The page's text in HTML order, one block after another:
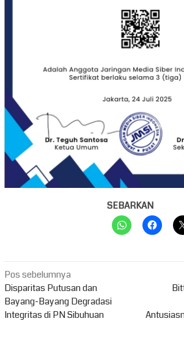
SEBARKAN
Navigasi
pos
Pos sebelumnya
Disparitas Putusan dan
Bayang-Bayang Degradasi
Integritas di PN Sibuhuan